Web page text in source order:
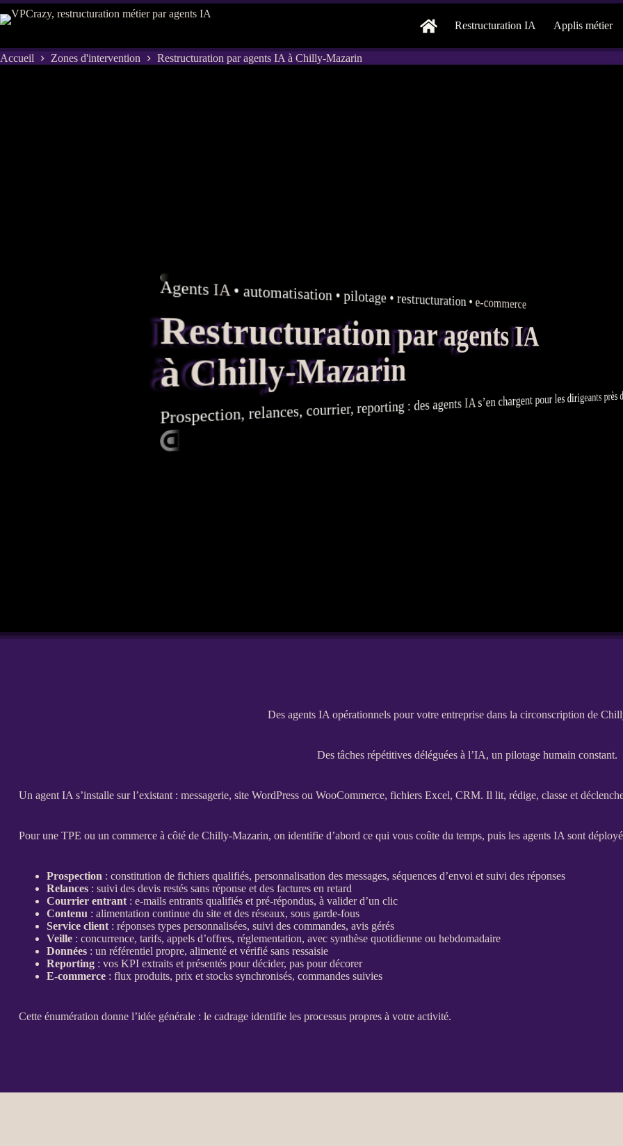
Passer
au
Restructuration IA Applis métier
Accueil
Zones d'intervention Restructuration par agents IA à Chilly-Mazarin
Agents IA• automatisation•pilotage• restructuration• e-commerce
Restructuration par agents IA
à Chilly-Mazarin
Prospection, relances, courrier,reporting : desagentsIAs’en chargent pour les dirigeants près
Des agents IA opérationnels pour votre entreprise dans la circonscription de
Des tâches répétitives déléguées à l’IA, un pilotage humain constant.
Un agent IA s’installe sur l’existant : messagerie, site WordPress ou WooCommerce, fichiers Excel, CRM. Il lit, rédige, classe et
Pour une TPE ou un commerce à côté de Chilly-Mazarin, on identifie d’abord ce qui vous coûte du temps, puis les agents IA sont
Prospection : constitution de fichiers qualifiés, personnalisation des messages, séquences d’envoi et suivi des réponses
Relances : suivi des devis restés sans réponse et des factures en retard
Courrier entrant : e-mails entrants qualifiés et pré-répondus, à valider d’un clic
Contenu : alimentation continue du site et des réseaux, sous garde-fous
Service client : réponses types personnalisées, suivi des commandes, avis gérés
Veille : concurrence, tarifs, appels d’offres, réglementation, avec synthèse quotidienne ou hebdomadaire
Données : un référentiel propre, alimenté et vérifié sans ressaisie
Reporting : vos KPI extraits et présentés pour décider, pas pour décorer
E-commerce : flux produits, prix et stocks synchronisés, commandes suivies
Cette énumération donne l’idée générale : le cadrage identifie les processus propres à votre activité.